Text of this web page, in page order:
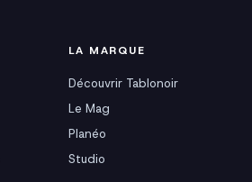
LA MARQUE
Découvrir Tablonoir
Le Mag
Planéo
Studio